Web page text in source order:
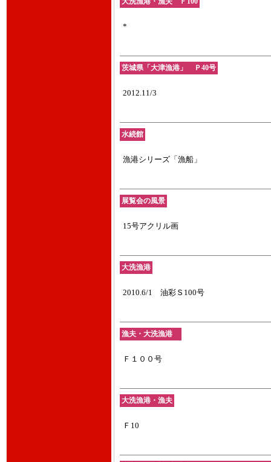
*
茨城県「大津漁港」 Ｐ40号
2012.11/3
水続館
漁港シリーズ「漁船」
展覧会の風景
15号アクリル画
大洗漁港
2010.6/1 油彩Ｓ100号
漁夫・大洗漁港
Ｆ１００号
大洗漁港・漁夫
Ｆ10